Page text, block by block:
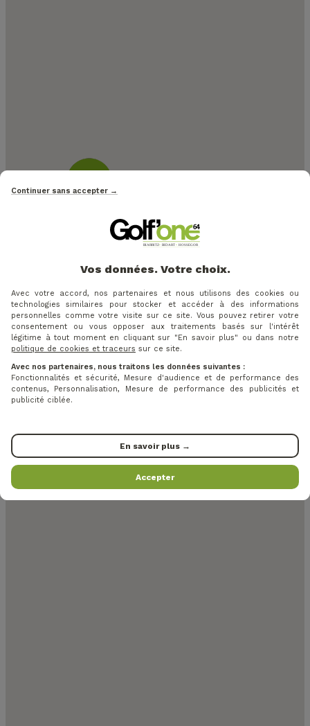
Continuer sans accepter →
Vos données. Votre choix.
Avec votre accord, nos partenaires et nous utilisons des cookies ou
technologies similaires pour stocker et accéder à des informations
personnelles comme votre visite sur ce site. Vous pouvez retirer votre
consentement ou vous opposer aux traitements basés sur l'intérêt
légitime à tout moment en cliquant sur "En savoir plus" ou dans notre
politique de cookies et traceurs sur ce site.
Avec nos partenaires, nous traitons les données suivantes :
Fonctionnalités et sécurité, Mesure d'audience et de performance des
contenus, Personnalisation, Mesure de performance des publicités et
publicité ciblée.
En savoir plus →
Accepter